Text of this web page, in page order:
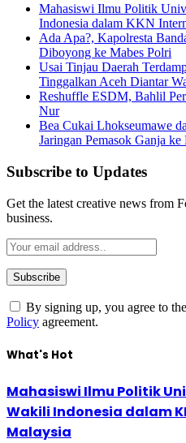
Mahasiswi Ilmu Politik
Indonesia dalam KKN
Ada Apa?, Kapolresta
Diboyong ke Mabes Polri
Usai Tinjau Daerah
Tinggalkan Aceh Diantar
Reshuffle ESDM, Bahlil
Nur
Bea Cukai Lhokseumawe
Jaringan Pemasok Ganja
Subscribe to Updates
Get the latest creative news from
business.
By signing up, you agree to
Policy agreement.
What's Hot
Mahasiswi Ilmu Politik
Wakili Indonesia dalam
Malaysia